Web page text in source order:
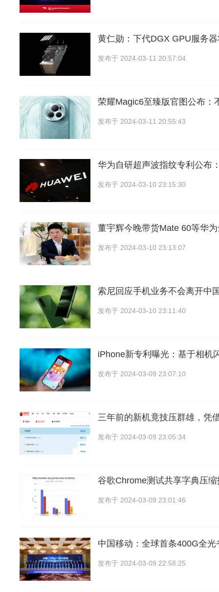
黄仁勋：下代DGX GPU服务
发布于 2024-03-11 20:57:04
荣耀Magic6至臻版官图公布：
发布于 2024-03-11 20:55:43
华为自研超声波指纹专利公布
发布于 2024-03-10 23:15:30
董宇辉今晚带货Mate 60等华
发布于 2024-03-10 23:13:07
索尼回应手机业务不会离开中
发布于 2024-03-10 23:11:40
iPhone新专利曝光：基于相机
发布于 2024-03-09 23:07:10
三年前的新机竟技压群雄，凭
发布于 2024-03-09 23:05:34
谷歌Chrome测试共享字典压
发布于 2024-03-09 23:01:46
中国移动：全球首条400G全
发布于 2024-03-09 22:58:25